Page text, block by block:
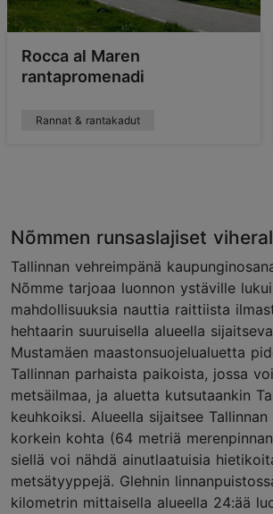
Rocca al Maren
rantapromenadi
Rannat & rantakadut
Nõmmen runsaslajiset
Tallinnan vehreimpänä
Nõmme tarjoaa luonnon ystäville
mahdollisuuksia nauttia raittiista
hehtaarin suuruisella alueella
Mustamäen maastonsuojelualuetta
Tallinnan parhaista paikoista, jossa
metsäilmaa, ja aluetta kutsutaankin
keuhkoiksi. Alueella sijaitsee Tallinnan
korkein kohta (64 metriä
siellä voi nähdä ainutlaatuisia
metsätyyppejä. Glehnin
kilometrin mittaisella alueella 24:ää